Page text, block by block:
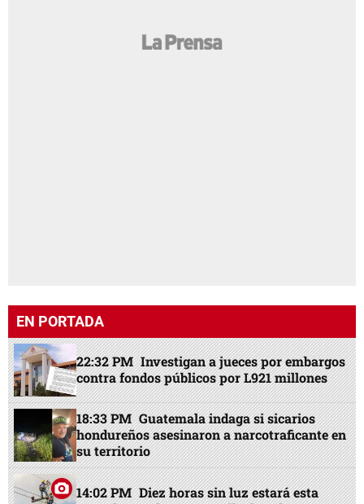
EN PORTADA
22:32 PM Investigan a jueces por embargos
contra fondos públicos por L921 millones
18:33 PM Guatemala indaga si sicarios
hondureños asesinaron a narcotraficante en
su territorio
14:02 PM Diez horas sin luz estará esta